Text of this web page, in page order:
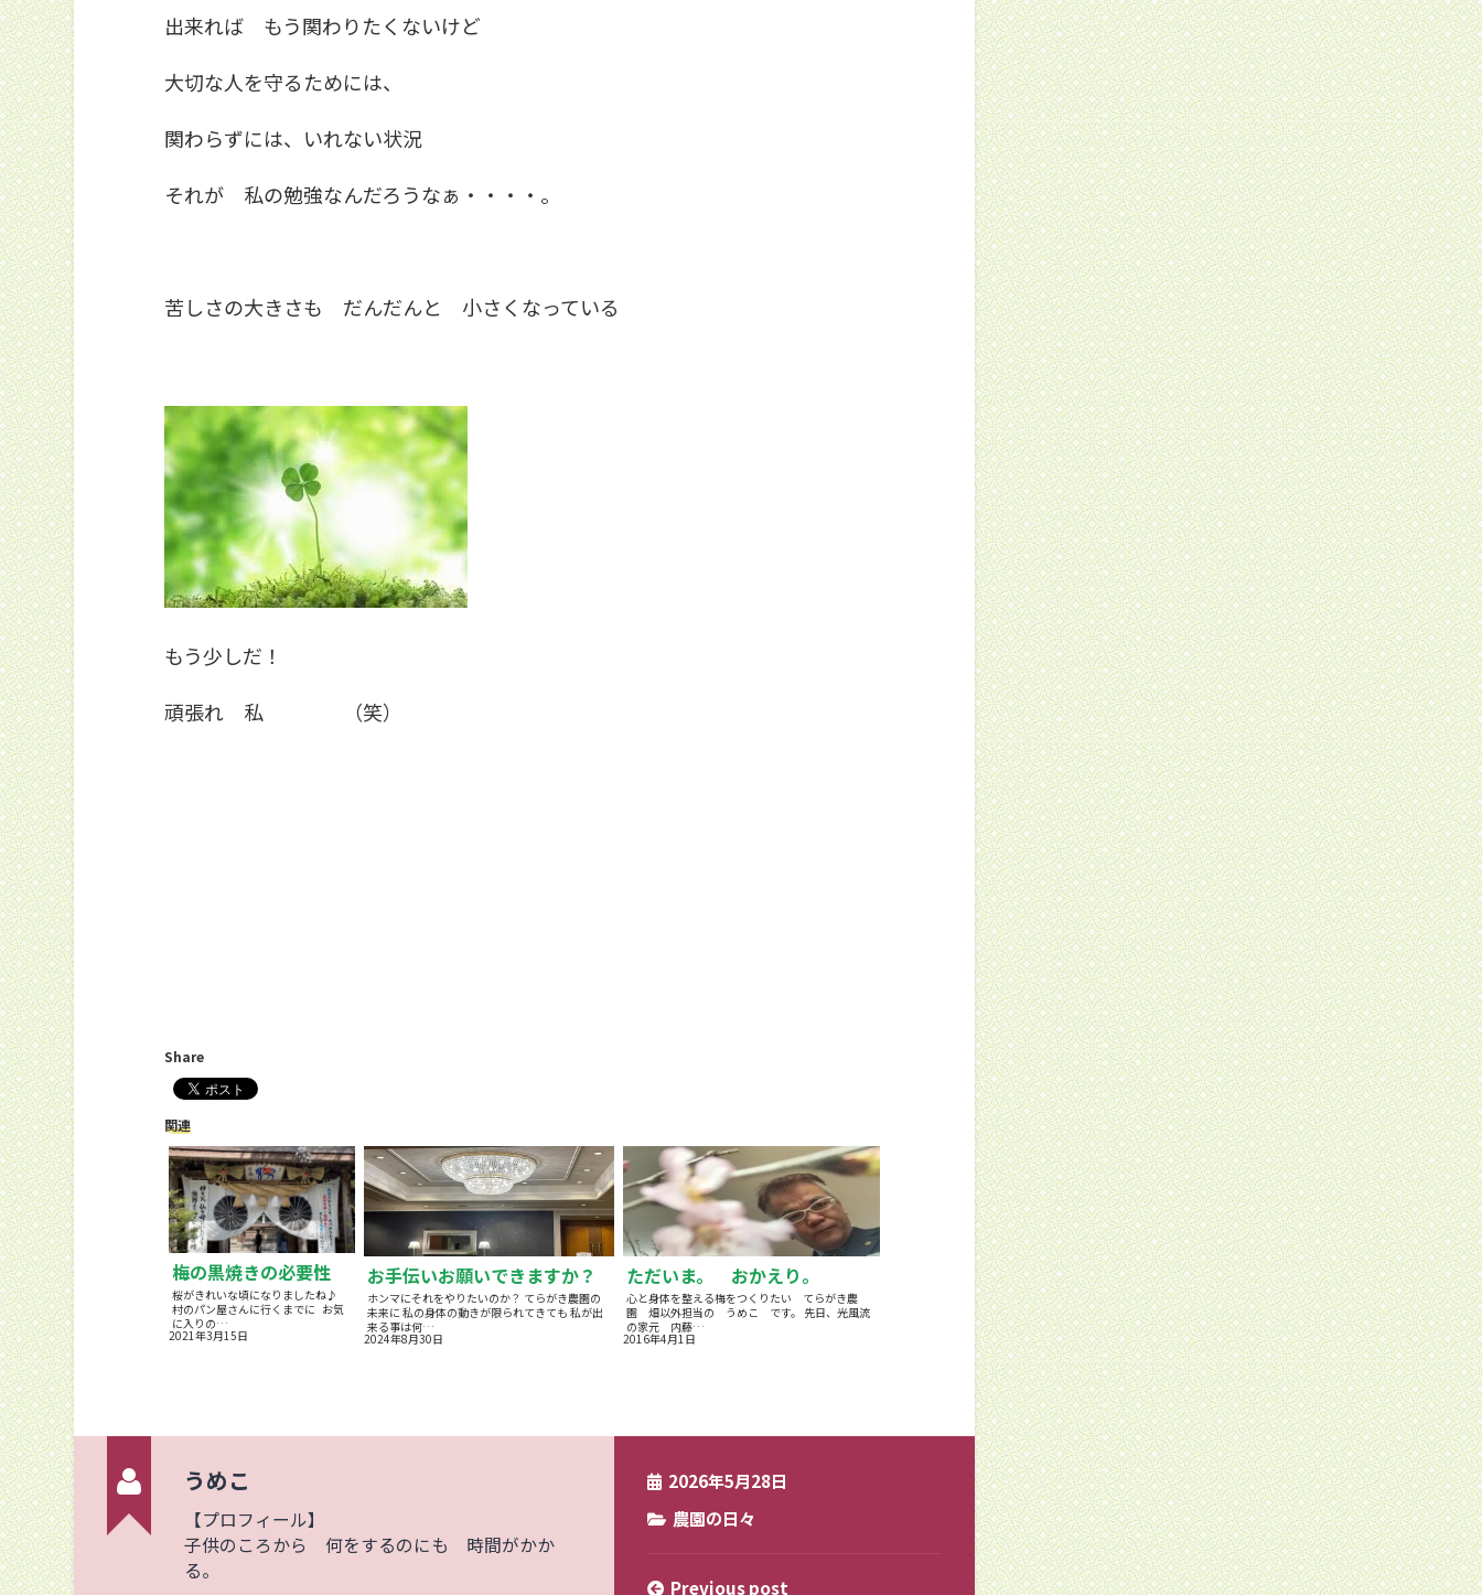
出来れば もう関わりたくないけど
大切な人を守るためには、
関わらずには、いれない状況
それが 私の勉強なんだろうなぁ・・・・。
苦しさの大きさも だんだんと 小さくなっている
もう少しだ！
頑張れ 私 （笑）
Share
関連
梅の黒焼きの必要性
桜がきれいな頃になりましたね♪
村のパン屋さんに行くまでに お気
に入りの…
2021年3月15日
お手伝いお願いできますか？
ホンマにそれをやりたいのか？ てらがき農園の
未来に 私の身体の動きが限られてきても 私が出
来る事は何…
2024年8月30日
ただいま。 おかえり。
心と身体を整える梅をつくりたい てらがき農
園 畑以外担当の うめこ です。 先日、光風流
の家元 内藤…
2016年4月1日
うめこ
【プロフィール】
子供のころから 何をするのにも 時間がかか
る。
2026年5月28日
農園の日々
Previous post